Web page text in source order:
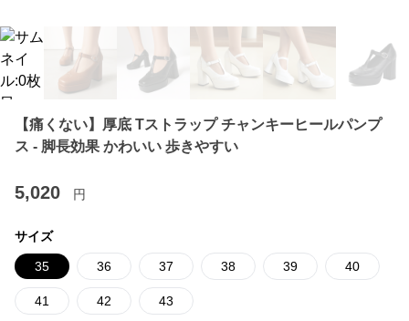
【痛くない】厚底 Tストラップ チャンキーヒールパンプ
ス - 脚長効果 かわいい 歩きやすい
5,020 円
サイズ
35 36 37 38 39 40
41 42 43